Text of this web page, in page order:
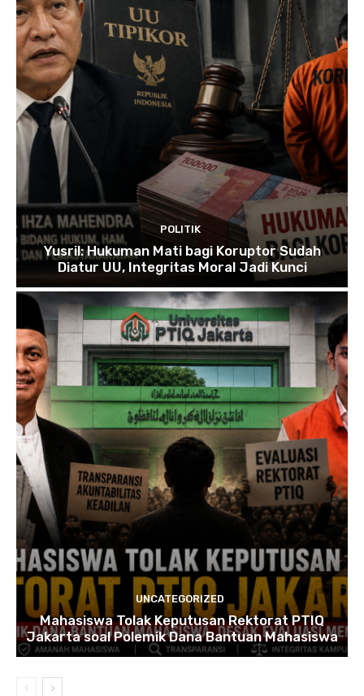
POLITIK
Yusril: Hukuman Mati bagi Koruptor Sudah
Diatur UU, Integritas Moral Jadi Kunci
UNCATEGORIZED
Mahasiswa Tolak Keputusan Rektorat PTIQ
Jakarta soal Polemik Dana Bantuan Mahasiswa